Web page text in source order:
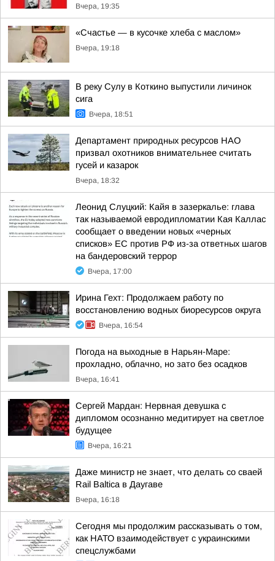
Вчера, 19:35
«Счастье — в кусочке хлеба с маслом»
Вчера, 19:18
В реку Сулу в Коткино выпустили личинок
сига
Вчера, 18:51
Департамент природных ресурсов НАО
призвал охотников внимательнее считать
гусей и казарок
Вчера, 18:32
Леонид Слуцкий: Кайя в зазеркалье: глава
так называемой евродипломатии Кая Каллас
сообщает о введении новых «черных
списков» ЕС против РФ из-за ответных шагов
на бандеровский террор
Вчера, 17:00
Ирина Гехт: Продолжаем работу по
восстановлению водных биоресурсов округа
Вчера, 16:54
Погода на выходные в Нарьян-Маре:
прохладно, облачно, но зато без осадков
Вчера, 16:41
Сергей Мардан: Нервная девушка с
дипломом осознанно медитирует на светлое
будущее
Вчера, 16:21
Даже министр не знает, что делать со сваей
Rail Baltica в Даугаве
Вчера, 16:18
Сегодня мы продолжим рассказывать о том,
как НАТО взаимодействует с украинскими
спецслужбами